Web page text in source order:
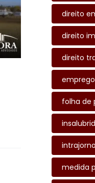
direito
direito
direito
emprego
folha de
medida